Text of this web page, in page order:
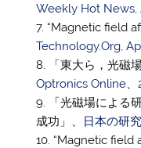
Weekly Hot News,
“Magnetic field
Technology.Org,
「東大ら，光磁
Optronics Online、
「光磁場による
成功」、
日本の研
“Magnetic field